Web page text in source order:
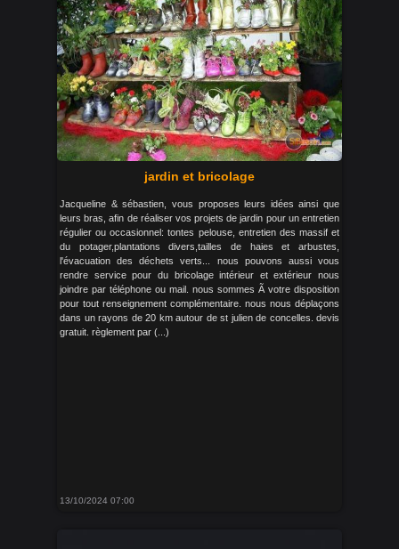
jardin et bricolage
Jacqueline & sébastien, vous proposes leurs idées ainsi que
leurs bras, afin de réaliser vos projets de jardin pour un entretien
régulier ou occasionnel: tontes pelouse, entretien des massif et
du potager,plantations divers,tailles de haies et arbustes,
l'évacuation des déchets verts... nous pouvons aussi vous
rendre service pour du bricolage intérieur et extérieur nous
joindre par téléphone ou mail. nous sommes Ã votre disposition
pour tout renseignement complémentaire. nous nous déplaçons
dans un rayons de 20 km autour de st julien de concelles. devis
gratuit. règlement par (...)
13/10/2024 07:00